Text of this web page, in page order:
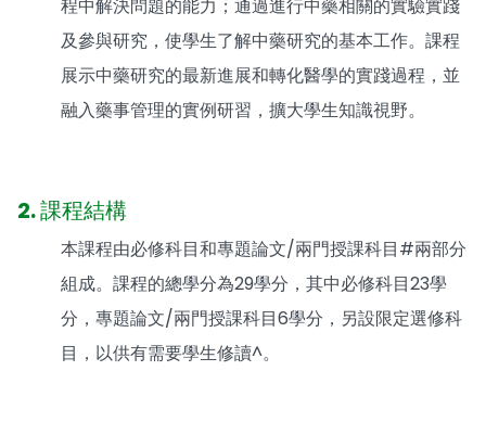
程中解決問題的能力；通過進行中藥相關的實驗實踐
及參與研究，使學生了解中藥研究的基本工作。課程
展示中藥研究的最新進展和轉化醫學的實踐過程，並
融入藥事管理的實例研習，擴大學生知識視野。
2. 課程結構
本課程由必修科目和專題論文/兩門授課科目#兩部分
組成。課程的總學分為29學分，其中必修科目23學
分，專題論文/兩門授課科目6學分，另設限定選修科
目，以供有需要學生修讀^。